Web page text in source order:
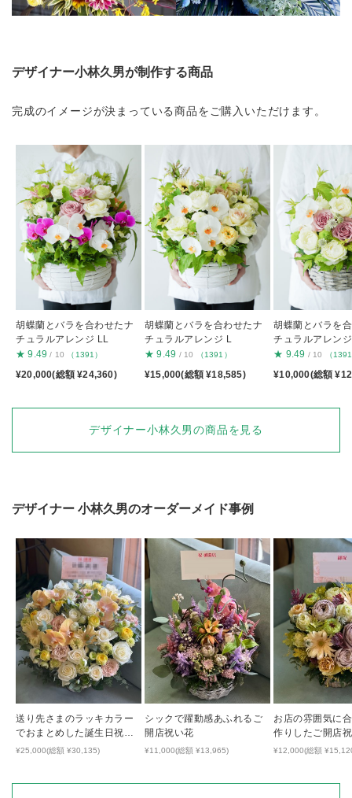
デザイナー小林久男が制作する商品
完成のイメージが決まっている商品をご購入いただけます。
胡蝶蘭とバラを合わせたナ
チュラルアレンジ LL
★ 9.49 / 10 （1391）
¥20,000(総額 ¥24,360)
胡蝶蘭とバラを合わせたナ
チュラルアレンジ L
★ 9.49 / 10 （1391）
¥15,000(総額 ¥18,585)
胡蝶蘭とバラを
チュラルアレン
★ 9.49 / 10 （
¥10,000(総額
デザイナー小林久男の商品を見る
デザイナー 小林久男のオーダーメイド事例
送り先さまのラッキカラー
でおまとめした誕生日祝い
のアレンジ
¥25,000(総額 ¥30,135)
シックで躍動感あふれるご
開店祝い花
¥11,000(総額 ¥13,965)
お店の雰囲気に
作りしたご開店
¥12,000(総額